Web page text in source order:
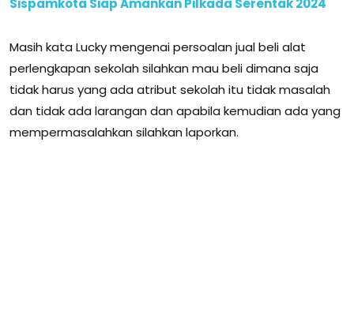
Masih kata Lucky mengenai persoalan jual beli alat
perlengkapan sekolah silahkan mau beli dimana saja
tidak harus yang ada atribut sekolah itu tidak masalah
dan tidak ada larangan dan apabila kemudian ada yang
mempermasalahkan silahkan laporkan.